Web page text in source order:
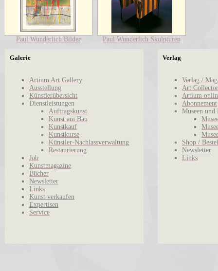
Paul Wunderlich Bilder Paul Wunderlich Skulpturen
Galerie
Artium Art Gallery
Ausstellung
Künstlerübersicht
Dienstleistungen
Auftragskunst
Kunst am Bau
Kunstkauf
Kunstkurse
Künstler-Nachlassverwaltung
Restaurierung
Job
Kunstmagazine
Bücher
Newsletter
Links
Kunst verkaufen
Expertisen
Service
Verlag
Verlag /
Art
Artium
Abonnement
Museen und
Shop /
Newsletter
Links